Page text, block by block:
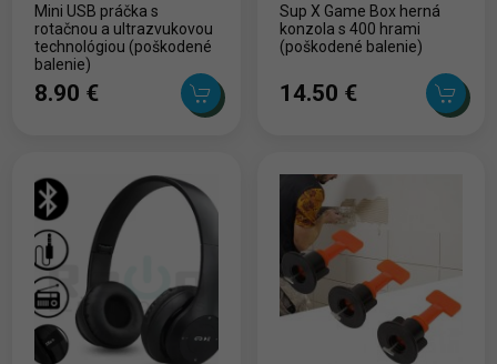
Mini USB práčka s
rotačnou a ultrazvukovou
technológiou (poškodené
balenie)
8.90 ‎€
Sup X Game Box herná
konzola s 400 hrami
(poškodené balenie)
14.50 ‎€